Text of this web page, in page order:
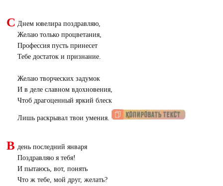
С Днем ювелира поздравляю,
Желаю только процветания,
Профессия пусть принесет
Тебе достаток и признание.
Желаю творческих задумок
И в деле славном вдохновения,
Чтоб драгоценный яркий блеск
Лишь раскрывал твои умения.
В день последний января
Поздравляю я тебя!
И пытаюсь, вот, понять
Что ж тебе, мой друг, желать?